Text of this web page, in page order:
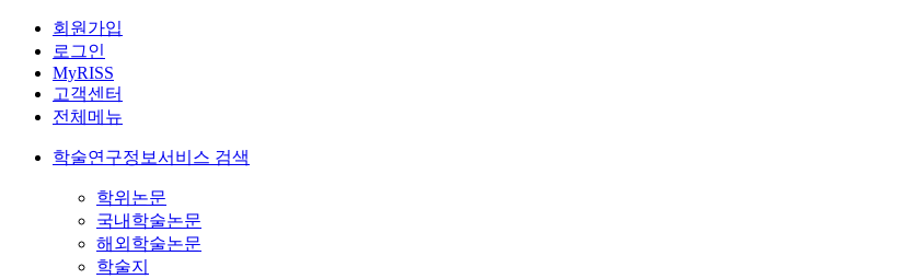
회원가입
로그인
MyRISS
고객센터
전체메뉴
학술연구정보서비스 검색
학위논문
국내학술논문
해외학술논문
학술지